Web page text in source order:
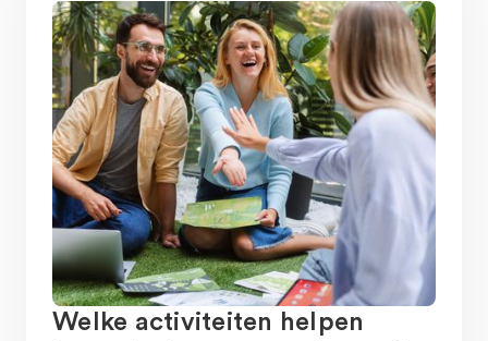
Welke activiteiten helpen